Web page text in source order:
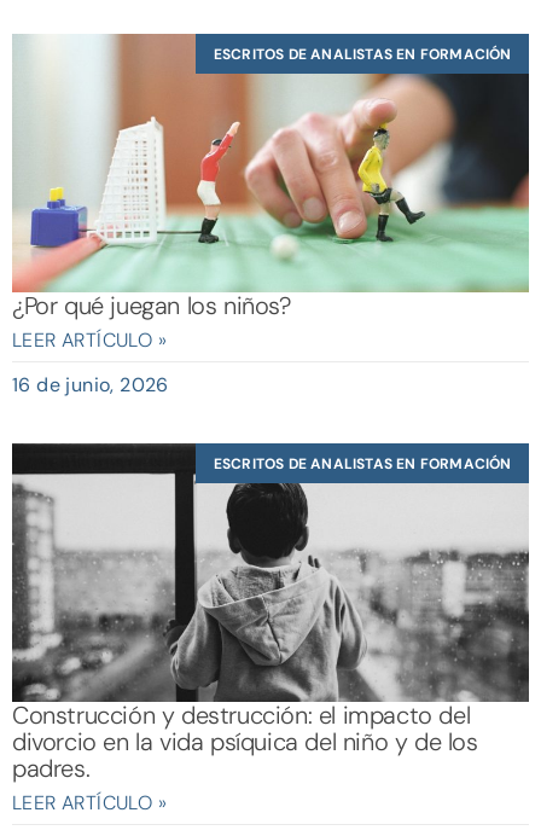
ESCRITOS DE ANALISTAS EN FORMACIÓN
¿Por qué juegan los niños?
LEER ARTÍCULO »
16 de junio, 2026
ESCRITOS DE ANALISTAS EN FORMACIÓN
Construcción y destrucción: el impacto del
divorcio en la vida psíquica del niño y de los
padres.
LEER ARTÍCULO »